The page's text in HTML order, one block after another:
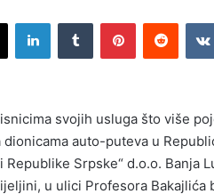
n
d
e
m
a
i
svojih usluga što više
dionicama auto-puteva u
Republike Srpske“ d.o.o.
u ulici Profesora Bakajlića